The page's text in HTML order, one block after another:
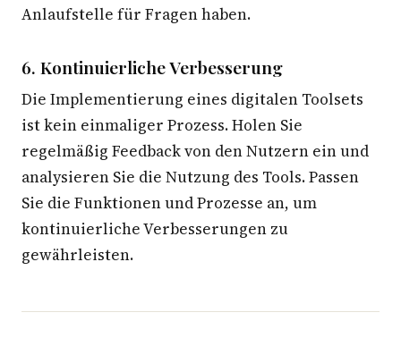
Anlaufstelle für Fragen haben.
6. Kontinuierliche Verbesserung
Die Implementierung eines digitalen Toolsets
ist kein einmaliger Prozess. Holen Sie
regelmäßig Feedback von den Nutzern ein und
analysieren Sie die Nutzung des Tools. Passen
Sie die Funktionen und Prozesse an, um
kontinuierliche Verbesserungen zu
gewährleisten.